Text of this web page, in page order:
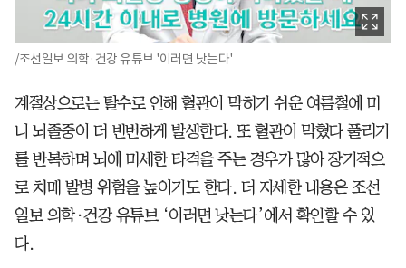
/조선일보 의학·건강 유튜브 '이러면 낫는다'
계절상으로는 탈수로 인해 혈관이 막히기 쉬운 여름철에 미
니 뇌졸중이 더 빈번하게 발생한다. 또 혈관이 막혔다 풀리기
를 반복하며 뇌에 미세한 타격을 주는 경우가 많아 장기적으
로 치매 발병 위험을 높이기도 한다. 더 자세한 내용은 조선
일보 의학·건강 유튜브 ‘이러면 낫는다’에서 확인할 수 있
다.